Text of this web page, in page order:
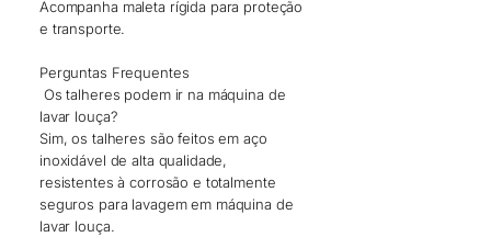
Acompanha maleta rígida para proteção
e transporte.
Perguntas Frequentes
Os talheres podem ir na máquina de
lavar louça?
Sim, os talheres são feitos em aço
inoxidável de alta qualidade,
resistentes à corrosão e totalmente
seguros para lavagem em máquina de
lavar louça.